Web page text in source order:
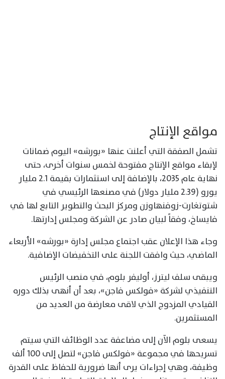
مواقع الإنتاج
تشمل الصفقة التي أعلنت عنها «بورشه» اليوم ضمانات
لإبقاء مواقع الإنتاج مفتوحة لخمس سنوات أخرى، حتى
نهاية عام 2035، بالإضافة إلى استثمارات بقيمة 2.1 مليار
يورو (2.39 مليار دولار) في مصنعها الرئيسي في
شتوتغارت-زوفنهاوزن ومركز البحث والتطوير التابع لها في
فايساخ، وفقاً لبيان صادر عن الشركة ومجلس إدارتها.
وجاء هذا الإعلان عقب اجتماع مجلس إدارة «بورشه» الأربعاء
الماضي، حيث وافقت اللجنة على التخفيضات الإضافية.
ويبقى سلف ليترز، أوليفر بلوم، في منصب الرئيس
التنفيذي لشركة «فولكس فاجن»، بعد أن أنهى بذلك دوره
القيادي المزدوج الذي لاقى معارضة من العديد من
المستثمرين.
يسعى بلوم الآن إلى مضاعفة عدد الوظائف التي سيتم
تسريحها في مجموعة «فولكس فاجن» لتصل إلى 100 ألف
وظيفة، وهي إجراءات يرى أنها ضرورية للحفاظ على القدرة